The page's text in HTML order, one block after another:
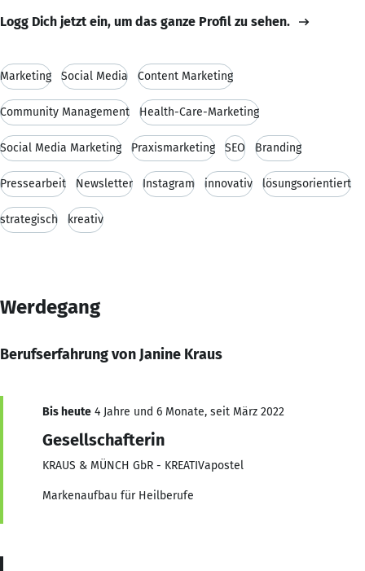
Logg Dich jetzt ein, um das ganze Profil zu sehen.
Marketing Social Media Content Marketing
Community Management Health-Care-Marketing
Social Media Marketing Praxismarketing SEO Branding
Pressearbeit Newsletter Instagram innovativ lösungsorientiert
strategisch kreativ
Werdegang
Berufserfahrung von Janine Kraus
Bis heute 4 Jahre und 6 Monate, seit März 2022
Gesellschafterin
KRAUS & MÜNCH GbR - KREATIVapostel
Markenaufbau für Heilberufe